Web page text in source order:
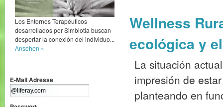
Los Entornos Terapéuticos
desarrollados por Simbiotia buscan
despertar la conexión del individuo...
Ansehen »
E-Mail Adresse
Wellness
ecológica y
La situación
impresión de
planteando en